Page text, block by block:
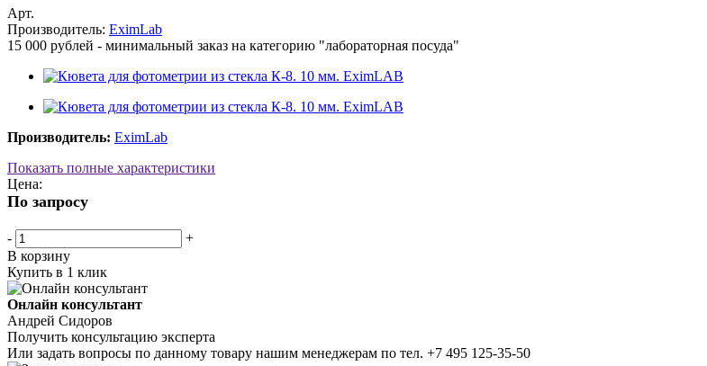
Арт.
Производитель: EximLab
15 000 рублей - минимальный заказ на категорию "лабораторная посуда"
Производитель: EximLab
Показать полные характеристики
Цена:
По запросу
-
+
В корзину
Купить в 1 клик
Онлайн консультант
Андрей Сидоров
Получить консультацию эксперта
Или задать вопросы по данному товару нашим менеджерам по тел. +7 495 125-35-50